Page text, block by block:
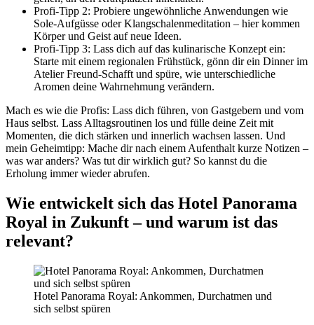
Profi-Tipp 2: Probiere ungewöhnliche Anwendungen wie
Sole-Aufgüsse oder Klangschalenmeditation – hier kommen
Körper und Geist auf neue Ideen.
Profi-Tipp 3: Lass dich auf das kulinarische Konzept ein:
Starte mit einem regionalen Frühstück, gönn dir ein Dinner im
Atelier Freund-Schafft und spüre, wie unterschiedliche
Aromen deine Wahrnehmung verändern.
Mach es wie die Profis: Lass dich führen, von Gastgebern und vom
Haus selbst. Lass Alltagsroutinen los und fülle deine Zeit mit
Momenten, die dich stärken und innerlich wachsen lassen. Und
mein Geheimtipp: Mache dir nach einem Aufenthalt kurze Notizen –
was war anders? Was tut dir wirklich gut? So kannst du die
Erholung immer wieder abrufen.
Wie entwickelt sich das Hotel Panorama
Royal in Zukunft – und warum ist das
relevant?
Hotel Panorama Royal: Ankommen, Durchatmen und
sich selbst spüren